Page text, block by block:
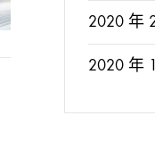
2020 年
2020 年